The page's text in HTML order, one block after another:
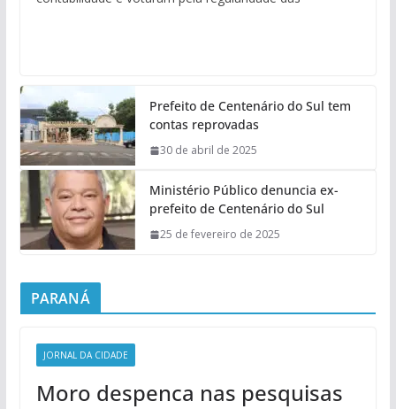
Prefeito de Centenário do Sul tem
contas reprovadas
30 de abril de 2025
Ministério Público denuncia ex-
prefeito de Centenário do Sul
25 de fevereiro de 2025
PARANÁ
JORNAL DA CIDADE
Moro despenca nas pesquisas